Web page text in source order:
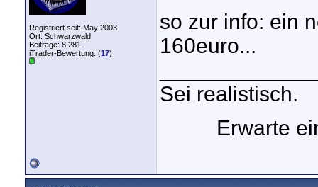
Registriert seit: May 2003
Ort: Schwarzwald
Beiträge: 8.281
iTrader-Bewertung: (17)
so zur info: ein
160euro...
Sei realistisch.
Erwarte